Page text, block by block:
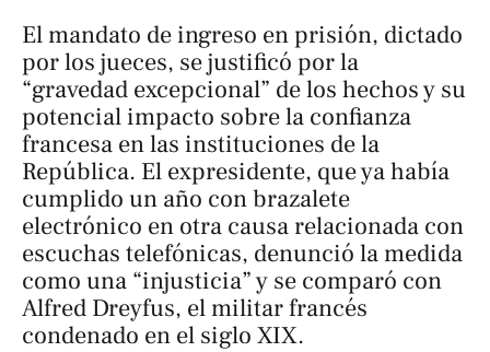
El mandato de ingreso en prisión, dictado
por los jueces, se justificó por la
“gravedad excepcional” de los hechos y su
potencial impacto sobre la confianza
francesa en las instituciones de la
República. El expresidente, que ya había
cumplido un año con brazalete
electrónico en otra causa relacionada con
escuchas telefónicas, denunció la medida
como una “injusticia” y se comparó con
Alfred Dreyfus, el militar francés
condenado en el siglo XIX.